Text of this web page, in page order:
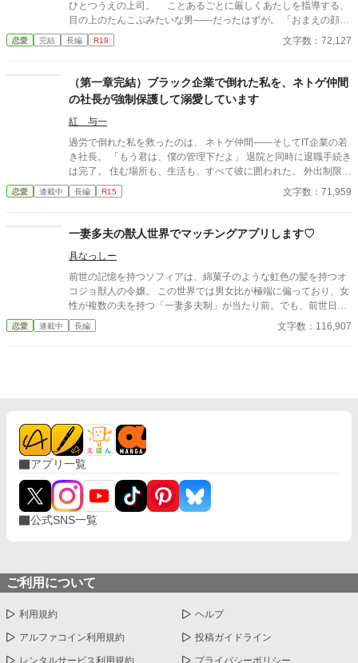
ひとつうえの上司。 ことあるごとに厳しくあたしを指導する、
目の上のたんこぶみたいな男――だったはずが。 「おまえの顔、
えっろい」 神様仏様どうしてあたしはこの男に今宵も激しく愛
しこまれているのでしょう。 ――2000年代初頭、IT系企業で懸
2start～2026.01.17end＊＊ ◆エブリスタ様にも掲載。人気沸騰
中です！ https://estar.jp/novels/26513389
恋愛 完結 長編 R18 文字数：72,127
（第一章完結）ブラック企業で倒れた私を、ネトゲ仲間
の社長が強制保護して溺愛しています
紅 与一
過労で倒れた私を救ったのは、 ネトゲ仲間――そしてIT企業の若
き社長。 「もう君は、僕の管理下だよ」 退院と同時に退職手続き
は完了。 住む場所も、生活も、すべて彼に囲われた。 外出制限、
健康管理、過保護な独占欲。 甘くて危険な“保護生活”の中で、 私
は少しずつ彼に心を奪われていく――。 元社畜OL×執着気味の溺
恋愛 連載中 長編 R15 文字数：71,959
一妻多夫の獣人世界でマッチングアプリします♡
具なっしー
前世の記憶を持つソフィアは、綿菓子のような虹色の髪を持つオ
コジョ獣人の令嬢。 この世界では男女比が極端に偏っており、女
性が複数の夫を持つ「一妻多夫制」が当たり前。でも、前世日本
人だったソフィアには、一人の人を愛する感覚しかなくて……。
そんな私に、20人の父様たちは「施設（強制繁殖システム）送
法学者 気づけば7人全員と婚約していた！？ 「私達はきっと良い
家族になれます！」 これは、一人の少女と七人（…）の婚約者た
ちが、愛と絆を育んでいく、ちょっと甘くて笑える逆ハーレム・
ラブコメディ。 という異世界×獣人×一妻多夫×マッチングアプリ
の、設定盛りだくさんな話。超ご都合主義なので苦手な人は注
意！ ※表紙はAIです
恋愛 連載中 長編 文字数：116,907
アプリ一覧
公式SNS一覧
ご利用について
利用規約 ヘルプ
アルファコイン利用規約 投稿ガイドライン
レンタルサービス利用規約 プライバシーポリシー